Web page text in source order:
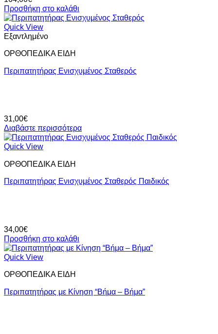
Προσθήκη στο καλάθι
Quick View
Εξαντλημένο
ΟΡΘΟΠΕΔΙΚΑ ΕΙΔΗ
Περιπατητήρας Ενισχυμένος Σταθερός
31,00€
Διαβάστε περισσότερα
Quick View
ΟΡΘΟΠΕΔΙΚΑ ΕΙΔΗ
Περιπατητήρας Ενισχυμένος Σταθερός Παιδικός
34,00€
Προσθήκη στο καλάθι
Quick View
ΟΡΘΟΠΕΔΙΚΑ ΕΙΔΗ
Περιπατητήρας με Kίνηση “Βήμα – Βήμα”